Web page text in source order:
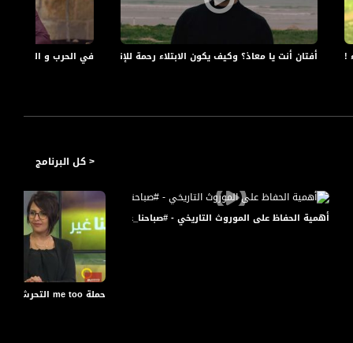
وسهولها وعبر الرسوم البشرية بمدنها وقراها ومساجدها ومنازلها
الشيخ محمد ربعي ليطلعنا على أجمل القصص والروايات مع برنامج #هكذا_كانوا
في الحرب و السلم .. نحتاج الى التحصينأفتان أنت يا معاذ؟ وكيف يكون الابتلاء رحمة للإنسان؟،الحلقة 29،الكاملة،رمضان 18- قناة مساواة الفضائية
النبي !،الحلقة 30،الكاملة،رمضان 18
< كل البرنامج
حملة me too التحرش الجنسي - نهال رحاب أبو جوهر- صباحنا غير- 23-10-2017 - مساواة
أهمية الحفاظ على الموروث التاريخي - #صباحنا_غير- الحلقة كاملة -13-4-2016- قناة مساواة
منذر قسيم،صباحنا غير،31-12-2018